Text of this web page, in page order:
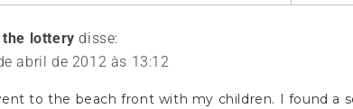
the lottery disse:
abril de 2012 às 13:12
to the beach front with my children. I found a